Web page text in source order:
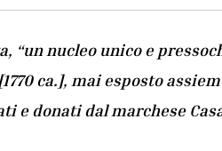
“un nucleo unico e
ca.], mai esposto
e donati dal marchese